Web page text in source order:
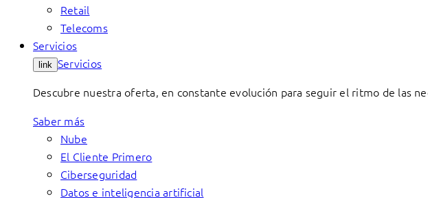
Retail
Telecoms
Servicios
link Servicios
Descubre nuestra oferta, en constante evolución para seguir el ritmo de las
Saber más
Nube
El Cliente Primero
Ciberseguridad
Datos e inteligencia artificial